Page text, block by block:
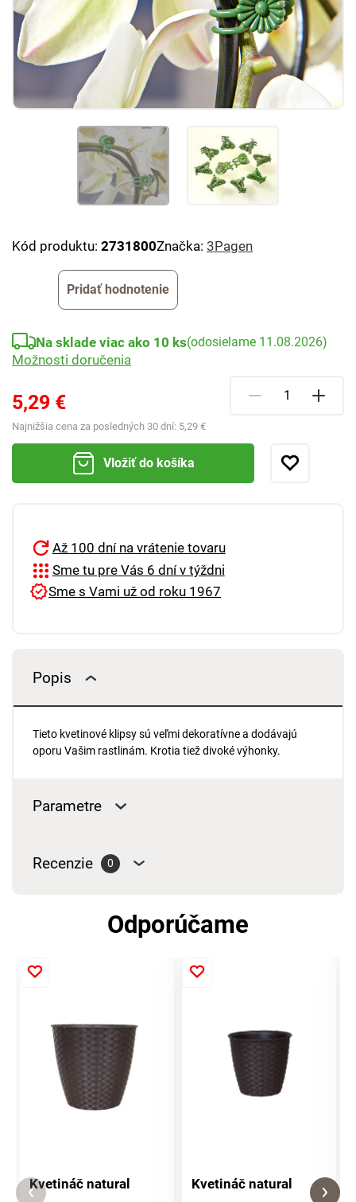
Kód produktu: 2731800Značka: 3Pagen
Pridať hodnotenie
5,29 €
Najnižšia cena za posledných 30 dní: 5,29 €
Na sklade viac ako 10 ks(odosielame 11.08.2026)
Možnosti doručenia
Vložiť do košíka
Až 100 dní na vrátenie tovaru
Sme tu pre Vás 6 dní v týždni
Sme s Vami už od roku 1967
Popis
Tieto kvetinové klipsy sú veľmi dekoratívne a dodávajú
oporu Vašim rastlinám. Krotia tiež divoké výhonky.
Parametre
Recenzie 0
Odporúčame
Kvetináč natural Kvetináč natural